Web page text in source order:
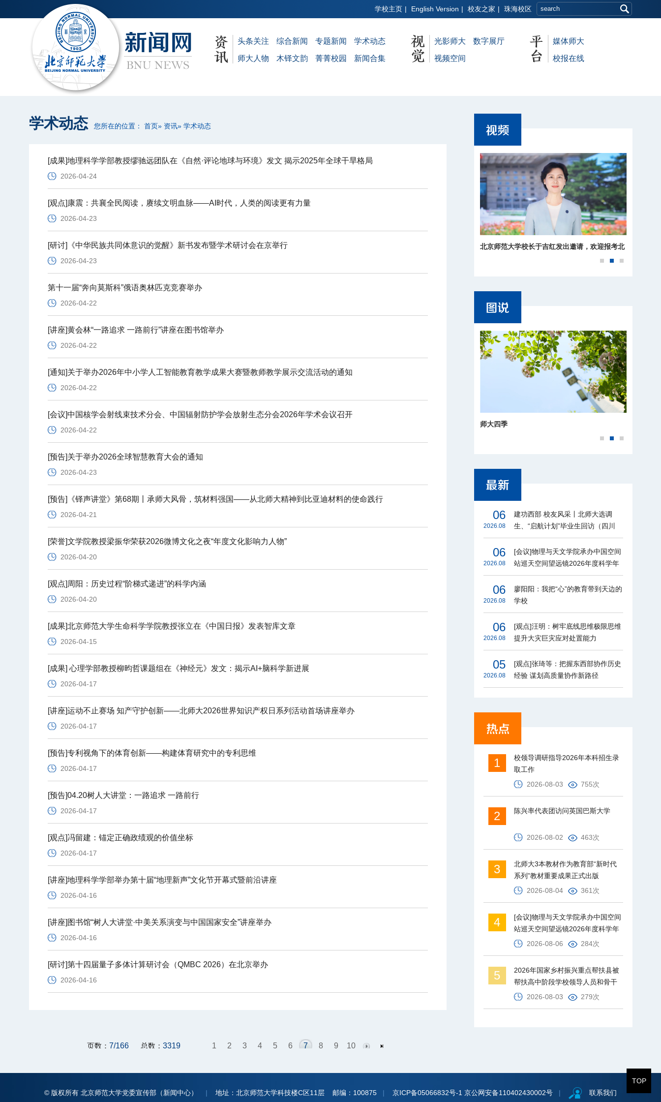
学校主页 | English Version | 校友之家 | 珠海校区
头条关注 综合新闻 专题新闻 学术动态
师大人物 木铎文韵 菁菁校园 新闻合集
光影师大 数字展厅
视频空间
媒体师大
校报在线
您所在的位置： 首页» 资讯» 学术动态
学术动态
[成果]地理科学学部教授缪驰远团队在《自然·评论地球与环境》发文 揭示2025年全球干旱格局
2026-04-24
[观点]康震：共襄全民阅读，赓续文明血脉——AI时代，人类的阅读更有力量
2026-04-23
[研讨]《中华民族共同体意识的觉醒》新书发布暨学术研讨会在京举行
2026-04-23
第十一届“奔向莫斯科”俄语奥林匹克竞赛举办
2026-04-22
[讲座]黄会林“一路追求 一路前行”讲座在图书馆举办
2026-04-22
[通知]关于举办2026年中小学人工智能教育教学成果大赛暨教师教学展示交流活动的通知
2026-04-22
[会议]中国核学会射线束技术分会、中国辐射防护学会放射生态分会2026年学术会议召开
2026-04-22
[预告]关于举办2026全球智慧教育大会的通知
2026-04-23
[预告]《铎声讲堂》第68期丨承师大风骨，筑材料强国——从北师大精神到比亚迪材料的使命践行
2026-04-21
[荣誉]文学院教授梁振华荣获2026微博文化之夜“年度文化影响力人物”
2026-04-20
[观点]周阳：历史过程“阶梯式递进”的科学内涵
2026-04-20
[成果]北京师范大学生命科学学院教授张立在《中国日报》发表智库文章
2026-04-15
[成果] 心理学部教授柳昀哲课题组在《神经元》发文：揭示AI+脑科学新进展
2026-04-17
[讲座]运动不止赛场 知产守护创新——北师大2026世界知识产权日系列活动首场讲座举办
2026-04-17
[预告]专利视角下的体育创新——构建体育研究中的专利思维
2026-04-17
[预告]04.20树人大讲堂：一路追求 一路前行
2026-04-17
[观点]冯留建：锚定正确政绩观的价值坐标
2026-04-17
[讲座]地理科学学部举办第十届“地理新声”文化节开幕式暨前沿讲座
2026-04-16
[讲座]图书馆“树人大讲堂·中美关系演变与中国国家安全”讲座举办
2026-04-16
[研讨]第十四届量子多体计算研讨会（QMBC 2026）在北京举办
2026-04-16
页数： 7/166 总数： 3319 1 2 3 4 5 6 7 8 9 10
北京师范大学校长于吉红发出邀请，欢迎报考北
师大四季
06
2026.08
建功西部 校友风采丨北师大选调
生、“启航计划”毕业生回访（四川
篇）
06
2026.08
[会议]物理与天文学院承办中国空间
站巡天空间望远镜2026年度科学年
会
06
2026.08
廖阳阳：我把“心”的教育带到天边的
学校
06
2026.08
[观点]汪明：树牢底线思维极限思维
提升大灾巨灾应对处置能力
05
2026.08
[观点]张琦等：把握东西部协作历史
经验 谋划高质量协作新路径
1
校领导调研指导2026年本科招生录
取工作
2026-08-03
755次
2 陈兴率代表团访问英国巴斯大学
2026-08-02 463次
3
北师大3本教材作为教育部“新时代
系列”教材重要成果正式出版
2026-08-04
361次
4
[会议]物理与天文学院承办中国空间
站巡天空间望远镜2026年度科学年
会
2026-08-06 284次
5
2026年国家乡村振兴重点帮扶县被
帮扶高中阶段学校领导人员和骨干
教师培训班在北京师范大学举办
2026-08-03 279次
TOP
© 版权所有 北京师范大学党委宣传部（新闻中心）
| 地址：北京师范大学科技楼C区11层 邮编：100875 | 京ICP备05066832号-1 京公网安备110402430002号 | 联系我们